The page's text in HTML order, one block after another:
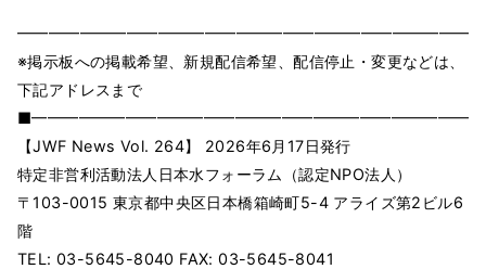
※掲⽰板への掲載希望、新規配信希望、配信停⽌・変更などは、
下記アドレスまで
【JWF News Vol. 264】 2026年6月17日発⾏
特定⾮営利活動法⼈⽇本⽔フォーラム（認定NPO法⼈）
〒103-0015 東京都中央区⽇本橋箱崎町5-4 アライズ第2ビル6
階
TEL: 03-5645-8040 FAX: 03-5645-8041